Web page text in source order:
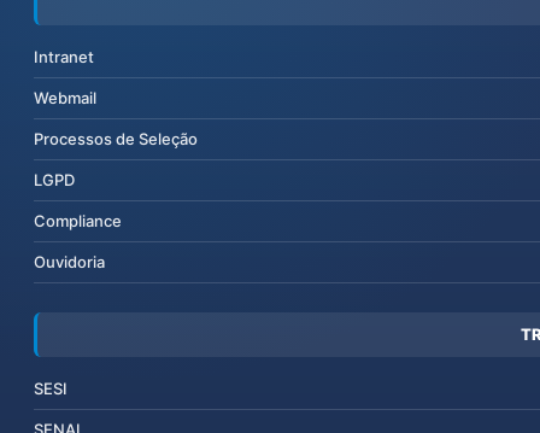
Intranet
Webmail
Processos de Seleção
LGPD
Compliance
Ouvidoria
SESI